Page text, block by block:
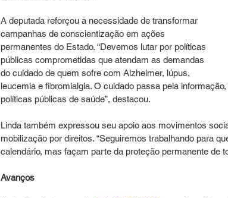
A deputada reforçou a necessidade de transformar
campanhas de conscientização em ações
permanentes do Estado. “Devemos lutar por políticas
públicas comprometidas que atendam as demandas
do cuidado de quem sofre com Alzheimer, lúpus,
leucemia e fibromialgia. O cuidado passa pela
políticas públicas de saúde”, destacou.
Linda também expressou seu apoio aos movimentos
mobilização por direitos. “Seguiremos trabalhando para
calendário, mas façam parte da proteção permanente de
Avanços